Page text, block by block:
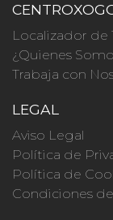
Localizador de
¿Quienes
Trabaja con
LEGAL
Aviso Legal
Política de
Política de
Condiciones